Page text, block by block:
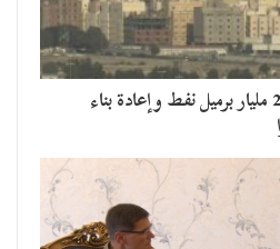
أرامكو: فقدان أكثر من 2.6 مليار برميل نفط وإعادة بناء